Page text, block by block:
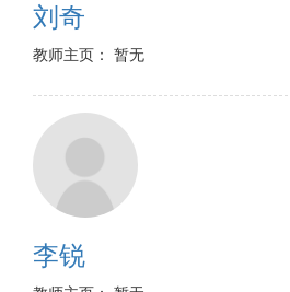
刘奇
教师主页： 暂无
李锐